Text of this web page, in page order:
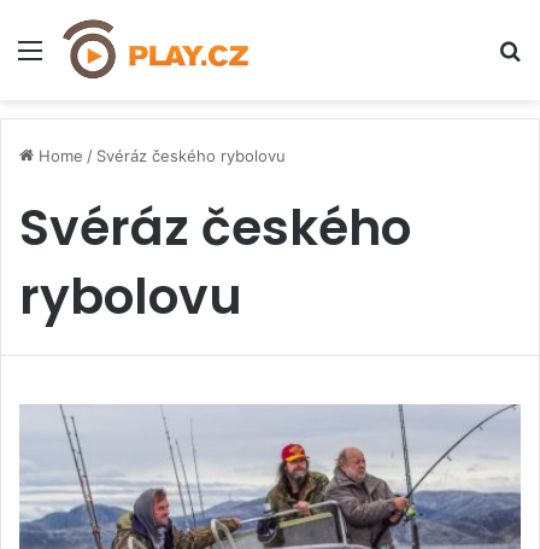
Menu
Home / Svéráz českého rybolovu
Svéráz českého
rybolovu